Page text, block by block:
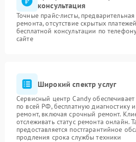
консультация
Точные прайс-листы,
ремонта, отсутствие скрытых
бесплатной консультации по
сайте
Широкий спектр услуг
Сервисный центр Candy обеспечивает
по всей РФ, бесплатную диагностику
ремонт, включая срочный ремонт.
отслеживать статус ремонта онлайн.
предоставляется постгарантийное
продления срока службы техники